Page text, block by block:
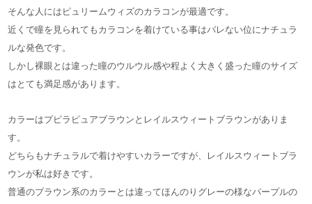
そんな人にはピュリームウィズのカラコンが最適です。
近くで瞳を見られてもカラコンを着けている事はバレない位にナチュラ
ルな発色です。
しかし裸眼とは違った瞳のウルウル感や程よく大きく盛った瞳のサイズ
はとても満足感があります。
カラーはプピラピュアブラウンとレイルスウィートブラウンがありま
す。
どちらもナチュラルで着けやすいカラーですが、レイルスウィートブラ
ウンが私は好きです。
普通のブラウン系のカラーとは違ってほんのりグレーの様なパープルの